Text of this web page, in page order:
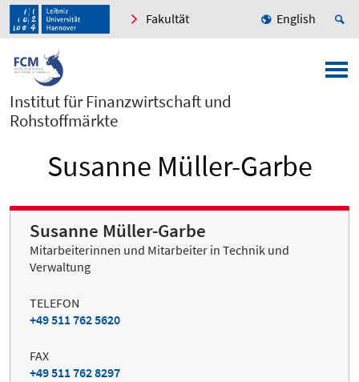
Fakultät English
Institut für Finanzwirtschaft und
Rohstoffmärkte
Susanne Müller-Garbe
Susanne Müller-Garbe
Mitarbeiterinnen und Mitarbeiter in Technik und
Verwaltung
TELEFON
+49 511 762 5620
FAX
+49 511 762 8297